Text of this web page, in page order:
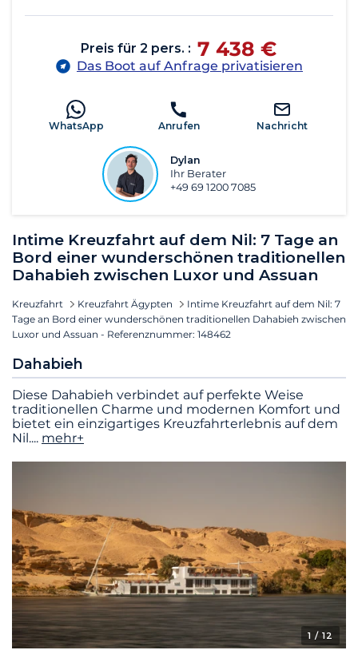
Intime Kreuzfahrt auf dem Nil: 7 Tage an
Bord einer wunderschönen traditionellen
Dahabieh zwischen Luxor und Assuan
Kreuzfahrt Kreuzfahrt Ägypten
Intime Kreuzfahrt auf dem Nil: 7
Tage an Bord einer wunderschönen traditionellen Dahabieh zwischen
Luxor und Assuan - Referenznummer: 148462
Dahabieh
Diese Dahabieh verbindet auf perfekte Weise
traditionellen Charme und modernen Komfort und
bietet ein einzigartiges Kreuzfahrterlebnis auf dem
Nil.... mehr+
1 / 12
Preis für 2 pers. : 7 438 €
Das Boot auf Anfrage privatisieren
WhatsApp Anrufen Nachricht
Dylan
Ihr Berater
+49 69 1200 7085